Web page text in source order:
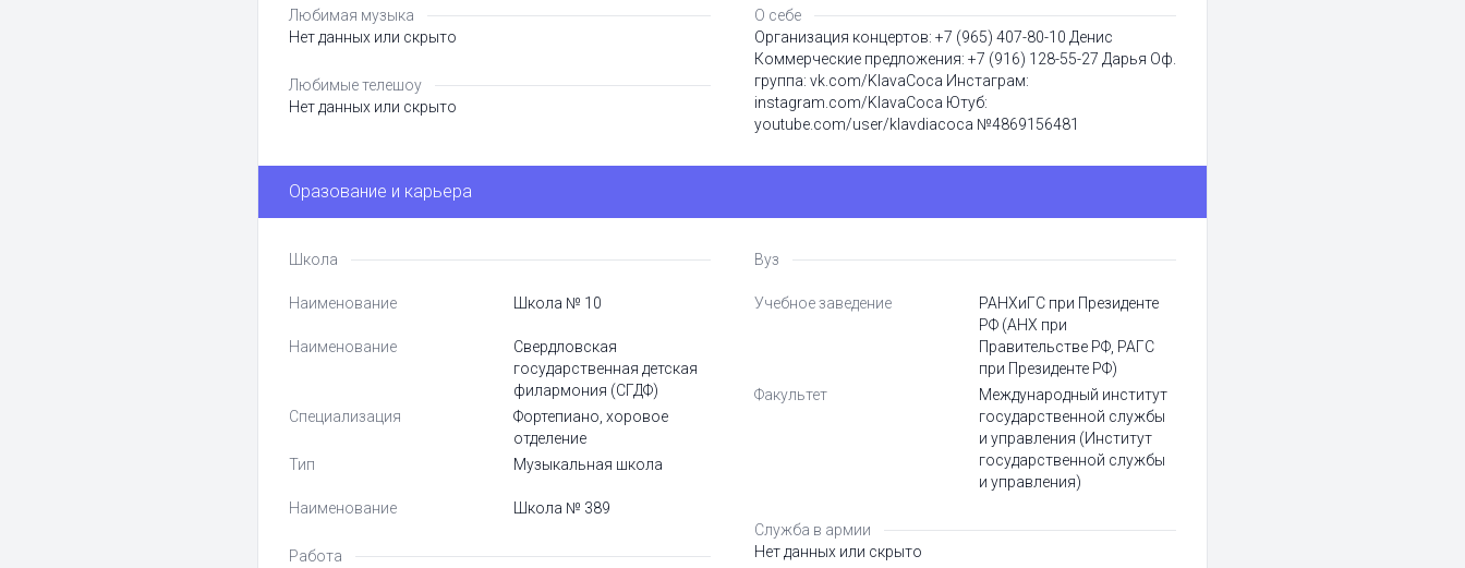
Любимая музыка
Нет данных или скрыто
Любимые телешоу
Нет данных или скрыто
О себе
Организация концертов: +7 (965) 407-80-10 Денис
Коммерческие предложения: +7 (916) 128-55-27 Дарья Оф.
группа: vk.com/KlavaCoca Инстаграм:
instagram.com/KlavaCoca Ютуб:
youtube.com/user/klavdiacoca №4869156481
Оразование и карьера
Школа
Наименование Школа № 10
Наименование
Свердловская
государственная детская
филармония (СГДФ)
Специализация
Фортепиано, хоровое
отделение
Тип
Музыкальная школа
Наименование Школа № 389
Работа
Вуз
Учебное заведение
РАНХиГС при Президенте
РФ (АНХ при
Правительстве РФ, РАГС
при Президенте РФ)
Факультет
Международный институт
государственной службы
и управления (Институт
государственной службы
и управления)
Служба в армии
Нет данных или скрыто